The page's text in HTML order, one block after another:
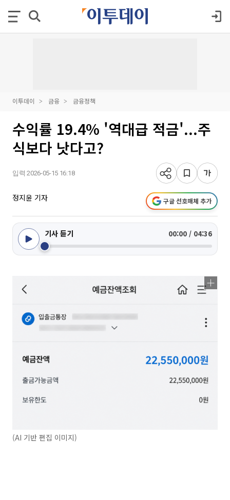
이투데이 금융 금융정책
수익률 19.4% '역대급 적금'...주
식보다 낫다고?
입력 2026-05-15 16:18
정지윤 기자 구글 선호매체 추가
기사 듣기 00:00 / 04:36
(AI 기반 편집 이미지)